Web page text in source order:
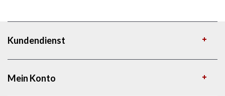
Kundendienst
Mein Konto